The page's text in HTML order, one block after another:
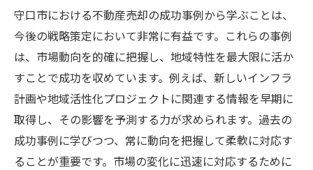
守口市における不動産売却の成功事例から学ぶことは、
今後の戦略策定において非常に有益です。これらの事例
は、市場動向を的確に把握し、地域特性を最大限に活か
すことで成功を収めています。例えば、新しいインフラ
計画や地域活性化プロジェクトに関連する情報を早期に
取得し、その影響を予測する力が求められます。過去の
成功事例に学びつつ、常に動向を把握して柔軟に対応す
ることが重要です。市場の変化に迅速に対応するために